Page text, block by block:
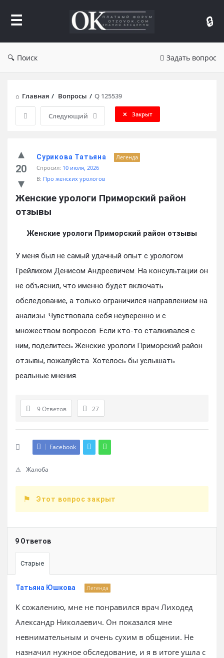
Отзывы
Поиск Задать вопрос
Главная / Вопросы / Q 125539
Следующий Закрыт
20
Сурикова Татьяна
Легенда
Спросил: 10 июля, 2026
В: Про женских урологов
Женские урологи Приморский район
отзывы
Женские урологи Приморский район отзывы
У меня был не самый удачный опыт с урологом
Грейлихом Денисом Андреевичем. На консультации он
не объяснил, что именно будет включать
обследование, а только ограничился направлением на
анализы. Чувствовала себя неуверенно и с
множеством вопросов. Если кто-то сталкивался с
ним, поделитесь Женские урологи Приморский район
отзывы, пожалуйста. Хотелось бы услышать
реальные мнения.
9 Ответов 27
Facebook
Жалоба
Этот вопрос закрыт
9 Ответов
Старые
Татьяна Юшкова Легенда
К сожалению, мне не понравился врач Лиходед
Александр Николаевич. Он показался мне
невнимательным и очень сухим в общении. Не
назначил нужное обследование, и я в итоге ушла с